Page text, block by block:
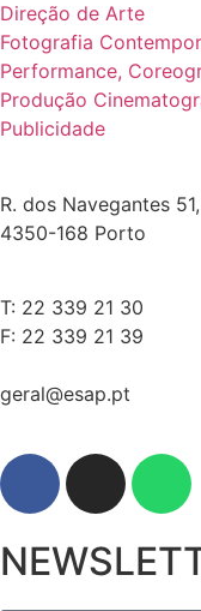
Direção de Arte
Fotografia
Performance,
Produção
Publicidade
R. dos Navegantes 51,
4350-168 Porto
T: 22 339 21 30
F: 22 339 21 39
geral@esap.pt